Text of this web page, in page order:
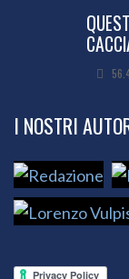
I NOSTRI